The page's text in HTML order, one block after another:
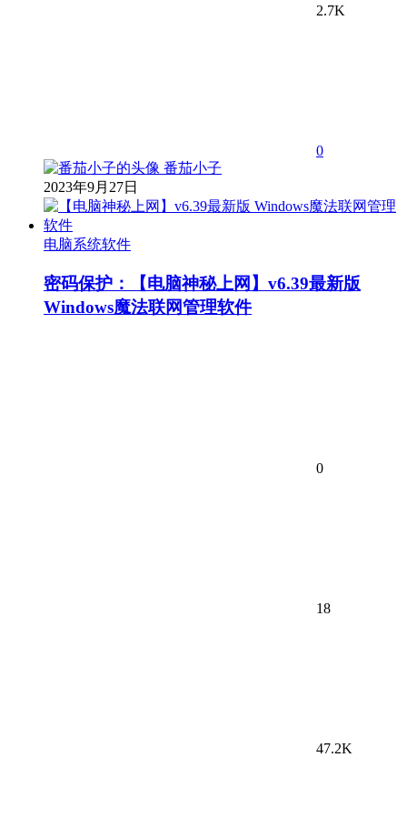
2.7K
0
番茄小子
2023年9月27日
电脑系统软件
密码保护：【电脑神秘上网】v6.39最新版
Windows魔法联网管理软件
0
18
47.2K